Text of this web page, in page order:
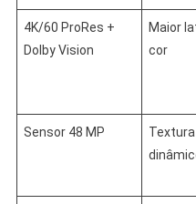
4K/60 ProRes +
Dolby Vision
Maior
cor
Sensor 48 MP